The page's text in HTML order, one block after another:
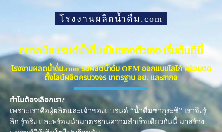
โรงงานผลิตน้ำดื่ม.com
อยากมีแบรนด์น้ำดื่มเป็นของตัวเอง เริ่มต้นที่นี่
โรงงานผลิตน้ำดื่ม.com รับผลิตน้ำดื่ม OEM ออกแบบโลโก้ พร้อมติด
ตั้งไลน์ผลิตครบวงจร มาตรฐาน อย. และสากล
ทำไมต้องเลือกเรา?
เพราะเราคือผู้ผลิตและเจ้าของแบรนด์ “น้ำดื่มซากุระชิ” เราจึงรู้
ลึก รู้จริง และพร้อมนำมาตรฐานความสำเร็จเดียวกันนี้ มาสร้าง